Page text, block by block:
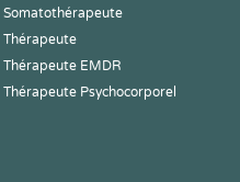
Somatothérapeute
Thérapeute
Thérapeute EMDR
Thérapeute Psychocorporel